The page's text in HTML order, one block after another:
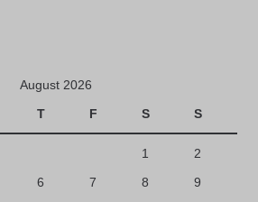
August 2026
T F S S
1
2
6 7 8
9